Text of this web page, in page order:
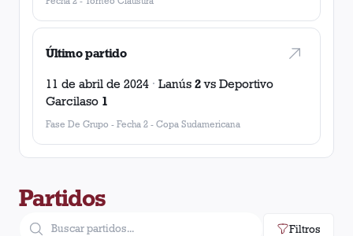
Último partido
11 de abril de 2024 · Lanús 2vs Deportivo
Garcilaso 1
Fase De Grupo - Fecha 2 - Copa Sudamericana
Partidos
Filtros